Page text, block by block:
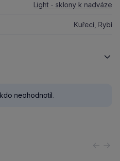
Light - sklony k nadváze
Kuřecí, Rybí
neohodnotil.